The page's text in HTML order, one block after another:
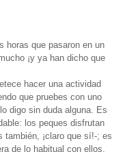
horas que pasaron en un
¡y ya han dicho que
hacer una actividad
que pruebes con uno
digo sin duda alguna. Es
los peques disfrutan
¡claro que sí!-; es
de lo habitual con ellos,